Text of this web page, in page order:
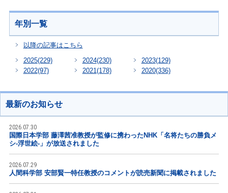
年別一覧
以降の記事はこちら
2025(229) 2024(230) 2023(129)
2022(97) 2021(178) 2020(336)
最新のお知らせ
2026.07.30
国際日本学部 藤澤茜准教授が監修に携わったNHK「名将たちの勝負メ
シ-浮世絵-」が放送されました
2026.07.29
人間科学部 安部賢一特任教授のコメントが読売新聞に掲載されました